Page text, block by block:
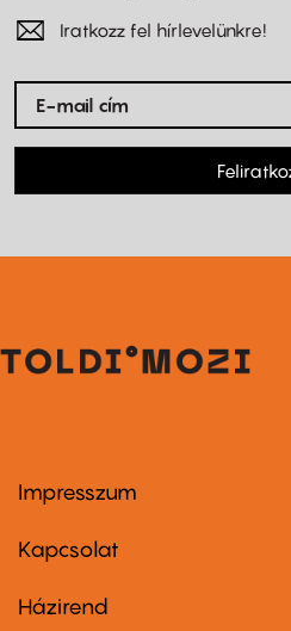
Iratkozz fel hírlevelünkre!
Footer
first
Impresszum
Kapcsolat
Footer
Házirend